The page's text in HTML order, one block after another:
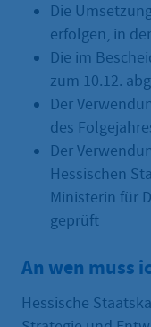
Die
erfolgen, in
Die im
zum 10.12.
Der
des
Der
Hessischen
Ministerin für
geprüft
An wen muss
Hessische